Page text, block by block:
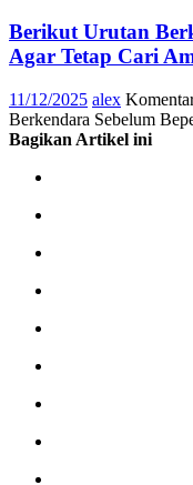
Berikut Urutan
Agar Tetap Cari
11/12/2025 alex
Berkendara Sebelum
Bagikan Artikel ini